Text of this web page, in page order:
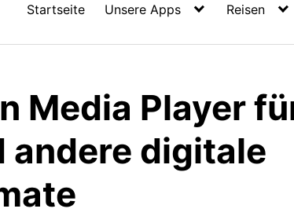
Startseite Unsere Apps Reisen
Media Player
andere digitale